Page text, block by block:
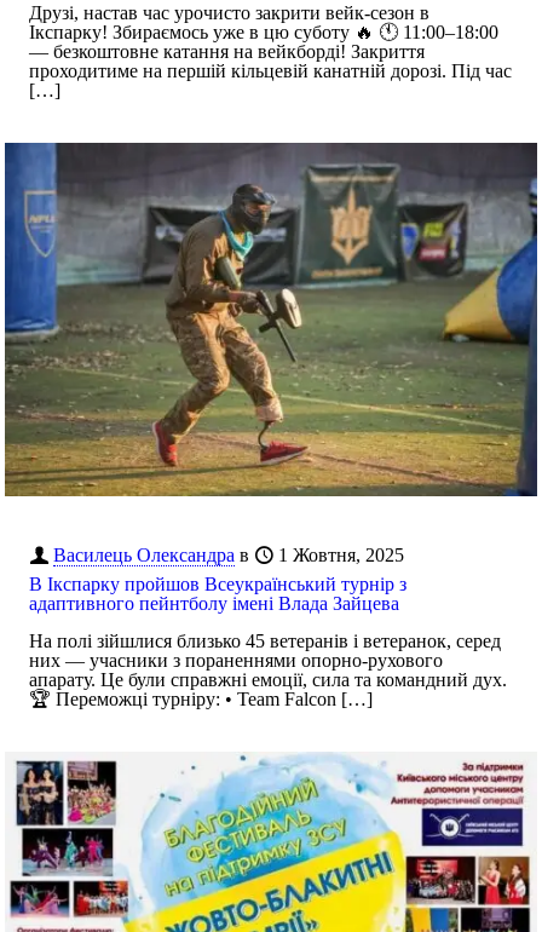
Друзі, настав час урочисто закрити вейк-сезон в
Ікспарку! Збираємось уже в цю суботу 🔥 🕚 11:00–18:00
— безкоштовне катання на вейкборді! Закриття
проходитиме на першій кільцевій канатній дорозі. Під час
[…]
Василець Олександра в
1 Жовтня, 2025
В Ікспарку пройшов Всеукраїнський турнір з
адаптивного пейнтболу імені Влада Зайцева
На полі зійшлися близько 45 ветеранів і ветеранок, серед
них — учасники з пораненнями опорно-рухового
апарату. Це були справжні емоції, сила та командний дух.
🏆 Переможці турніру: • Team Falcon […]